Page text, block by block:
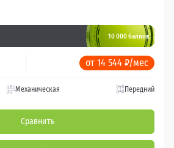
10 000 баллов
от 14 544 ₽/мес
Механическая Передний
Сравнить